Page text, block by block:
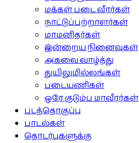
மக்கள் படை வீரர்கள்
நாட்டுப்பற்றாளர்கள்
மாமனிதர்கள்
இன்றைய நினைவுகள்
அகவை வாழ்த்து
துயிலுமில்லங்கள்
படையணிகள்
ஒரே குடும்ப மாவீரர்கள்
படத்தொகுப்பு
பாடல்கள்
தொடர்புகளுக்கு